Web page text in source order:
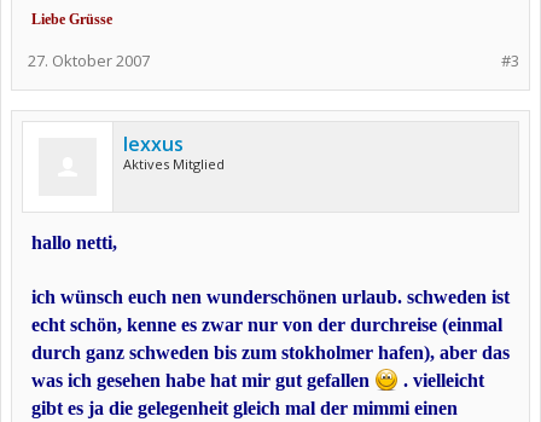
Liebe Grüsse
#3
27. Oktober 2007
lexxus
Aktives Mitglied
hallo netti,
ich wünsch euch nen wunderschönen urlaub. schweden ist
echt schön, kenne es zwar nur von der durchreise (einmal
durch ganz schweden bis zum stokholmer hafen), aber das
was ich gesehen habe hat mir gut gefallen
. vielleicht
gibt es ja die gelegenheit gleich mal der mimmi einen